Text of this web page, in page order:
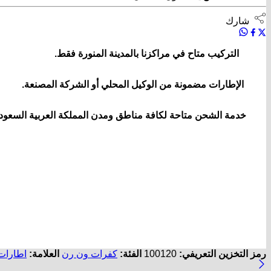
شارك
التركيب متاح في مراكزنا بالمدينة المنورة فقط.
الإطارات مضمونة من الوكيل المحلي أو الشركة المصنعة.
خدمة الشحن متاحة لكافة مناطق ومدن المملكة العربية
رمز التخزين التعريفي: 100120 الفئة: كفرات ون رن العلامة: